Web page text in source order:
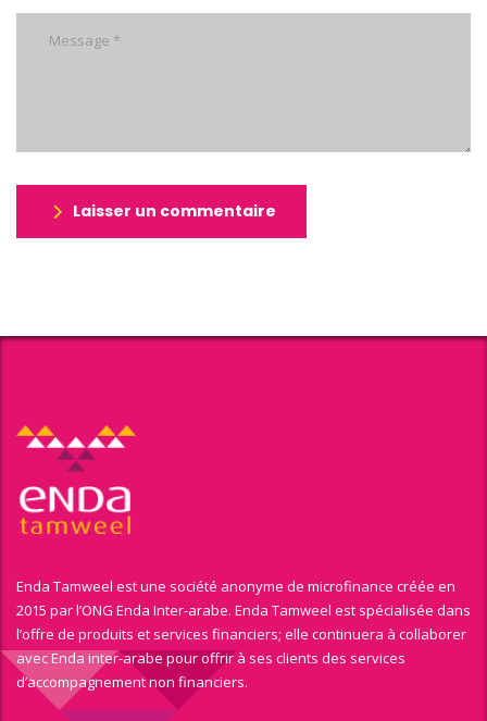
Laisser un commentaire
Enda Tamweel est une société anonyme de microfinance créée en
2015 par l’ONG Enda Inter-arabe. Enda Tamweel est spécialisée dans
l’offre de produits et services financiers; elle continuera à collaborer
avec Enda inter-arabe pour offrir à ses clients des services
d’accompagnement non financiers.